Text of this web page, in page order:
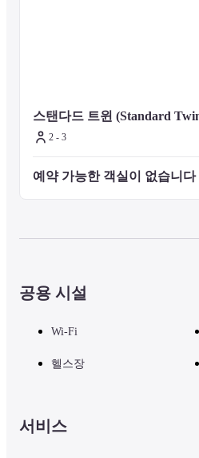
LAN(Wi-Fi) 호환 장치에서 인터넷
미취학 아동은 침대를 함께 사용할
대 가드는 무료로 이용하실 수 있습
에 선착순입니다.) 사전에 예약을 부
요금)
즐길 수 있습니다. (*별도 요금)
기타 시설 및 서비스에 대해서는
스탠다드 트윈 (Standard
2 - 3
예약 가능한 객실이 없습니다
공용 시설
Wi-Fi
헬스장
서비스